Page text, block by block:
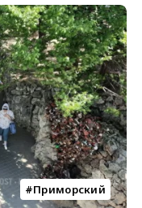
Приморский